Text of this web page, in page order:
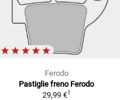
Ferodo
Pastiglie freno Ferodo
29,99 €1